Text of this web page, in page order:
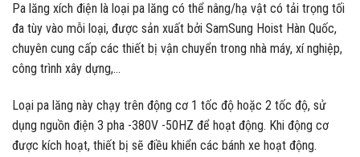
Pa lăng xích điện là loại pa lăng có thể nâng/hạ vật có tải trọng tối
đa tùy vào mỗi loại, được sản xuất bởi SamSung Hoist Hàn Quốc,
chuyên cung cấp các thiết bị vận chuyển trong nhà máy, xí nghiệp,
công trình xây dựng,…
Loại pa lăng này chạy trên động cơ 1 tốc độ hoặc 2 tốc độ, sử
dụng nguồn điện 3 pha -380V -50HZ để hoạt động. Khi động cơ
được kích hoạt, thiết bị sẽ điều khiển các bánh xe hoạt động.